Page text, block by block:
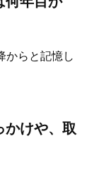
からと記憶し
けや、取